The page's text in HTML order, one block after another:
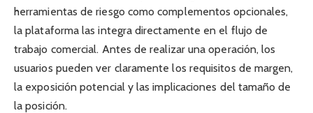
herramientas de riesgo como complementos opcionales,
la plataforma las integra directamente en el flujo de
trabajo comercial. Antes de realizar una operación, los
usuarios pueden ver claramente los requisitos de margen,
la exposición potencial y las implicaciones del tamaño de
la posición.